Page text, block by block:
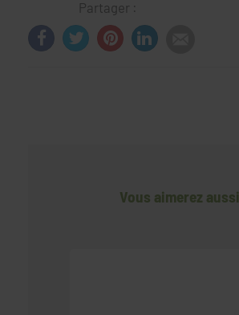
Partager :
Vous aimerez aussi